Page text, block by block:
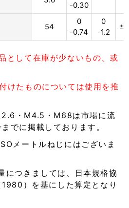
-0.30
54
0
-0.74
0
-1.2
として在庫が少ないもの、或
けたものについては使用を推
・M4.5・M68は市場に流
でに掲載しております。
メートルねじにはございま
につきましては、日本規格協
）を基にした算定となり